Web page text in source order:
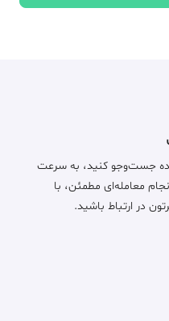
جست‌وجو کنید، به سرعت
معامله‌ای مطمئن، با
در ارتباط باشید.